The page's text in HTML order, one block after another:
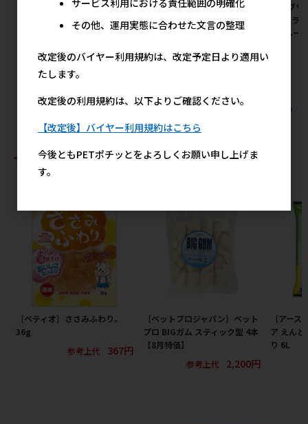
【アウトレット】[ハヤブ
サ]GEWALK(ジウォーク)
LGE500 ウェーブライダー XXS
メーカー希望小売価格
[ハヤブサ]LGE401 LEDセーフ
ティフラッシュネックリング
M イエロー
メーカー希望小売価格
1,500円
[ハヤブ
ティフラ
M ブルー
すべてのハヤブサの人気商品を見る
おすすめ商品
［ペティオ］ささみふわり。
36g
参考上代
367円
［ペットプロジャパン］ペット
プロ BIGガム スティック型 4本
【8月特価】
参考上代
2,200円
［アー
ア えん
り 6L
その他、運用実態に合わせた文言の整理
改定後のバイヤー利用規約は、改定予定日より適用い
たします。
改定後の利用規約は、以下よりご確認ください。
【改定後】バイヤー利用規約はこちら
今後ともPETポチッとをよろしくお願い申し上げま
す。